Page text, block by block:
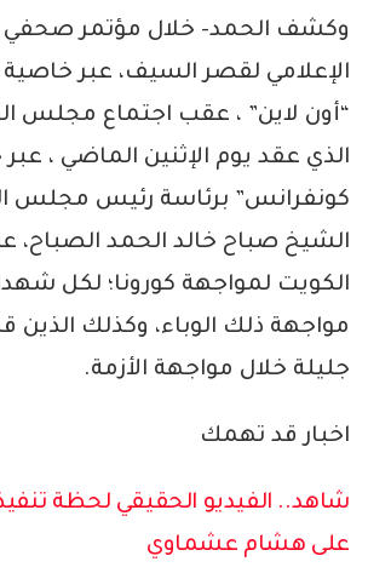
وكشف الحمد- خلال مؤتمر صحفي
الإعلامي لقصر السيف، عبر خاصية
“أون لاين” ، عقب اجتماع مجلس
الذي عقد يوم الإثنين الماضي ،
كونفرانس” برئاسة رئيس مجلس
الشيخ صباح خالد الحمد
الكويت لمواجهة كورونا؛ لكل
مواجهة ذلك الوباء، وكذلك الذين
جليلة خلال مواجهة الأزمة.
اخبار قد تهمك
شاهد.. الفيديو الحقيقي لحظة
على هشام عشماوي